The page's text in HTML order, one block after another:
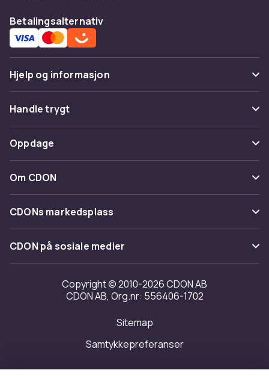
Betalingsalternativ
Hjelp og informasjon
Vanlige spørsmål
Spor pakke
Angre & returner her
Kontakt oss
Handle trygt
Betaling
Levering
Tilbakekallinger
Oppdage
Kategorier
Varemerker
Om CDON
Om oss
Kundeanmeldelser
Jobbe på CDON
Investor relations
Tilgjengelighet
CDONs markedsplass
Merchant Help Center
CDON på sosiale medier
Copyright © 2010-2026 CDON AB
CDON AB, Org.nr: 556406-1702
Sitemap
Samtykkepreferanser